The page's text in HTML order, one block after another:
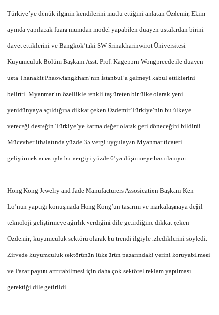
Türkiye’ye dönük ilginin kendilerini mutlu ettiğini anlatan Özdemir, Ekim
ayında yapılacak fuara mumdan model yapabilen duayen ustalardan birini
davet ettiklerini ve Bangkok’taki SW-Srinakharinwirot Üniversitesi
Kuyumculuk Bölüm Başkanı Asst. Prof. Kageporn Wongpreede ile duayen
usta Thanakit Phaowiangkham’nın İstanbul’a gelmeyi kabul ettiklerini
belirtti. Myanmar’ın özellikle renkli taş üreten bir ülke olarak yeni
yenidünyaya açıldığına dikkat çeken Özdemir Türkiye’nin bu ülkeye
vereceği desteğin Türkiye’ye katma değer olarak geri döneceğini bildirdi.
Mücevher ithalatında yüzde 35 vergi uygulayan Myanmar ticareti
geliştirmek amacıyla bu vergiyi yüzde 6’ya düşürmeye hazırlanıyor.
Hong Kong Jewelry and Jade Manufacturers Assosication Başkanı Ken
Lo’nun yaptığı konuşmada Hong Kong’un tasarım ve markalaşmaya değil
teknoloji geliştirmeye ağırlık verdiğini dile getirdiğine dikkat çeken
Özdemir; kuyumculuk sektörü olarak bu trendi ilgiyle izlediklerini söyledi.
Zirvede kuyumculuk sektörünün lüks ürün pazarındaki yerini koruyabilmesi
ve Pazar payını arttırabilmesi için daha çok sektörel reklam yapılması
gerektiği dile getirildi.